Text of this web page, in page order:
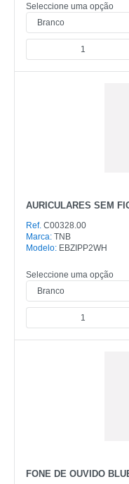
Seleccione uma opção
AURICULARES SEM
Ref. C00328.00
Marca: TNB
Modelo: EBZIPP2WH
Seleccione uma opção
FONE DE OUVIDO